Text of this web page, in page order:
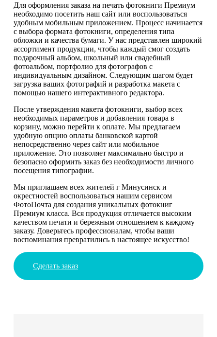
Для оформления заказа на печать фотокниги Премиум
необходимо посетить наш сайт или воспользоваться
удобным мобильным приложением. Процесс начинается
с выбора формата фотокниги, определения типа
обложки и качества бумаги. У нас представлен широкий
ассортимент продукции, чтобы каждый смог создать
подарочный альбом, школьный или свадебный
фотоальбом, портфолио для фотографов с
индивидуальным дизайном. Следующим шагом будет
загрузка ваших фотографий и разработка макета с
помощью нашего интерактивного редактора.
После утверждения макета фотокниги, выбор всех
необходимых параметров и добавления товара в
корзину, можно перейти к оплате. Мы предлагаем
удобную опцию оплаты банковской картой
непосредственно через сайт или мобильное
приложение. Это позволяет максимально быстро и
безопасно оформить заказ без необходимости личного
посещения типографии.
Мы приглашаем всех жителей г Минусинск и
окрестностей воспользоваться нашим сервисом
ФотоПочта для создания уникальных фотокниг
Премиум класса. Вся продукция отличается высоким
качеством печати и бережным отношением к каждому
заказу. Доверьтесь профессионалам, чтобы ваши
воспоминания превратились в настоящее искусство!
Сделать заказ